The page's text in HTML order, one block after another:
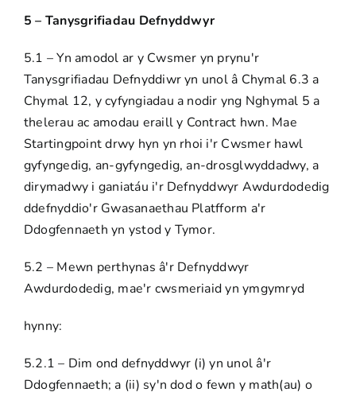
5 – Tanysgrifiadau Defnyddwyr
5.1 – Yn amodol ar y Cwsmer yn prynu'r
Tanysgrifiadau Defnyddiwr yn unol â Chymal 6.3 a
Chymal 12, y cyfyngiadau a nodir yng Nghymal 5 a
thelerau ac amodau eraill y Contract hwn. Mae
Startingpoint drwy hyn yn rhoi i'r Cwsmer hawl
gyfyngedig, an-gyfyngedig, an-drosglwyddadwy, a
dirymadwy i ganiatáu i'r Defnyddwyr Awdurdodedig
ddefnyddio'r Gwasanaethau Platfform a'r
Ddogfennaeth yn ystod y Tymor.
5.2 – Mewn perthynas â'r Defnyddwyr
Awdurdodedig, mae'r cwsmeriaid yn ymgymryd
hynny:
5.2.1 – Dim ond defnyddwyr (i) yn unol â'r
Ddogfennaeth; a (ii) sy'n dod o fewn y math(au) o